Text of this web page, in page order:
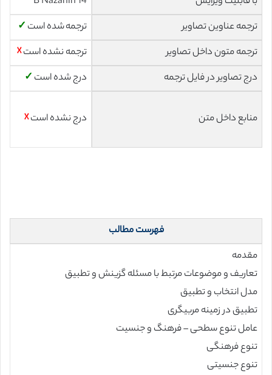
ترجمه عناوین تصاویر
ترجمه شده است ✓
ترجمه متون داخل تصاویر
ترجمه نشده است☓
درج تصاویر در فایل ترجمه
درج شده است ✓
منابع داخل متن درج نشده است☓
فهرست مطالب
مقدمه
تعاریف و موضوعات مرتبط با مسئله گزینش و تطبیق
مدل انتخاب و تطبیق
تطبیق در زمینه مربیگری
عامل تنوع سطحی – فرهنگ و جنسیت
تنوع فرهنگی
تنوع جنسیتی